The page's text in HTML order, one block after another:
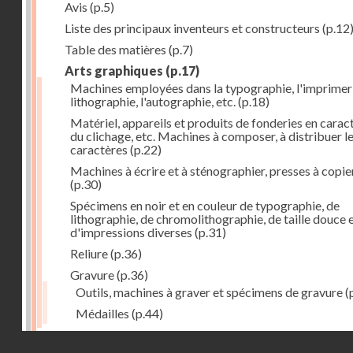
Avis (p.5)
Liste des principaux inventeurs et constructeurs (p.12)
Table des matières (p.7)
Arts graphiques (p.17)
Machines employées dans la typographie,
lithographie, l'autographie, etc. (p.18)
Matériel, appareils et produits de fonderies en
du clichage, etc. Machines à composer, à distribuer
caractères (p.22)
Machines à écrire et à sténographier, presses à
(p.30)
Spécimens en noir et en couleur de typographie, de
lithographie, de chromolithographie, de taille douce
d'impressions diverses (p.31)
Reliure(p.36)
Gravure(p.36)
Outils, machines à graver et spécimens de gravure
Médailles (p.44)